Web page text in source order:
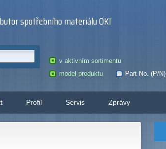
spotřebního materiálu OKI
v aktivním sortimentu
model produktu
Part No. (P/N)
Profil Servis Zprávy